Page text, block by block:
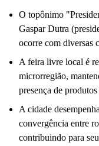
O topônimo
Gaspar Dutra
ocorre com diversas
A feira livre local é
microrregião,
presença de
A cidade
convergência entre
contribuindo para